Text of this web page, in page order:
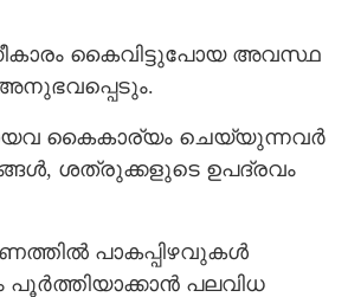
കൈവിട്ടുപോയ അവസ്ഥ
കൈകാര്യം ചെയ്യുന്നവർ
ശത്രുക്കളുടെ ഉപദ്രവം
പാകപ്പിഴവുകള്‍
പൂര്‍ത്തിയാക്കാന്‍ പലവിധ